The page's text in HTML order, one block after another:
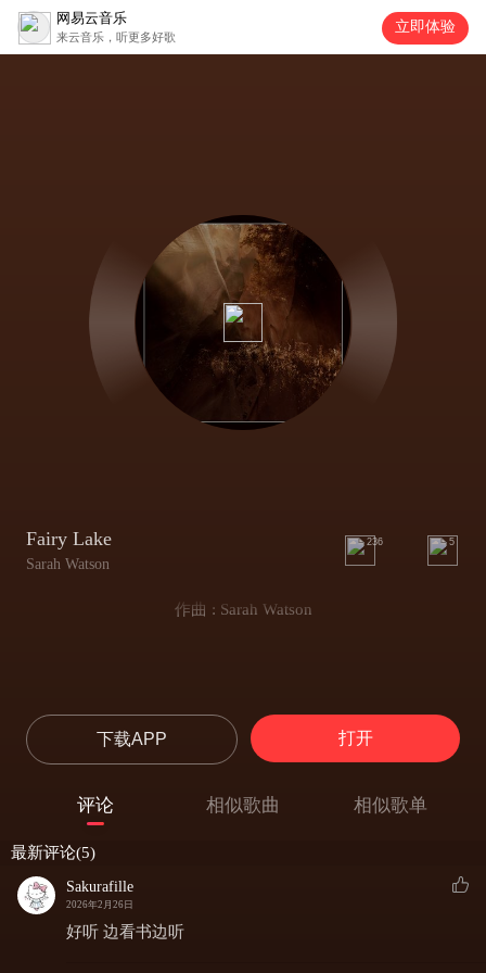
网易云音乐
来云音乐，听更多好歌
立即体验
Fairy Lake
Sarah Watson
236 5
作曲 : Sarah Watson
下载APP 打开
评论 相似歌曲 相似歌单
最新评论(5)
Sakurafille
2026年2月26日
好听 边看书边听